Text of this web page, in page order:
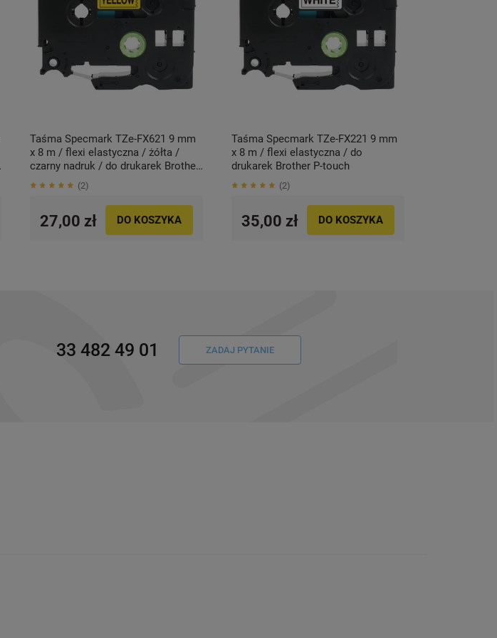
Taśma Specmark TZe-FX621 9 mm
x 8 m / flexi elastyczna / żółta /
czarny nadruk / do drukarek Brother
P-touch
2
27,00 zł DO KOSZYKA
Taśma Specmark TZe-FX221 9 mm
x 8 m / flexi elastyczna / do
drukarek Brother P-touch
2
35,00 zł DO KOSZYKA
33 482 49 01 ZADAJ PYTANIE